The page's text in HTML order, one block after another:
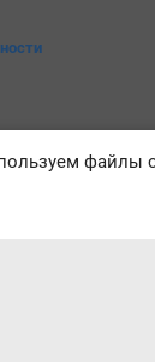
файлы